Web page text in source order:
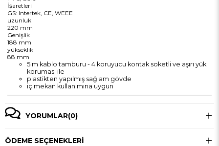
İşaretleri
GS: Intertek, CE, WEEE
uzunluk
220 mm
Genişlik
188 mm
yükseklik
88 mm
5 m kablo tamburu - 4 koruyucu kontak soketli ve aşırı yük
koruması ile
plastikten yapılmış sağlam gövde
iç mekan kullanımına uygun
YORUMLAR(0)
ÖDEME SEÇENEKLERI